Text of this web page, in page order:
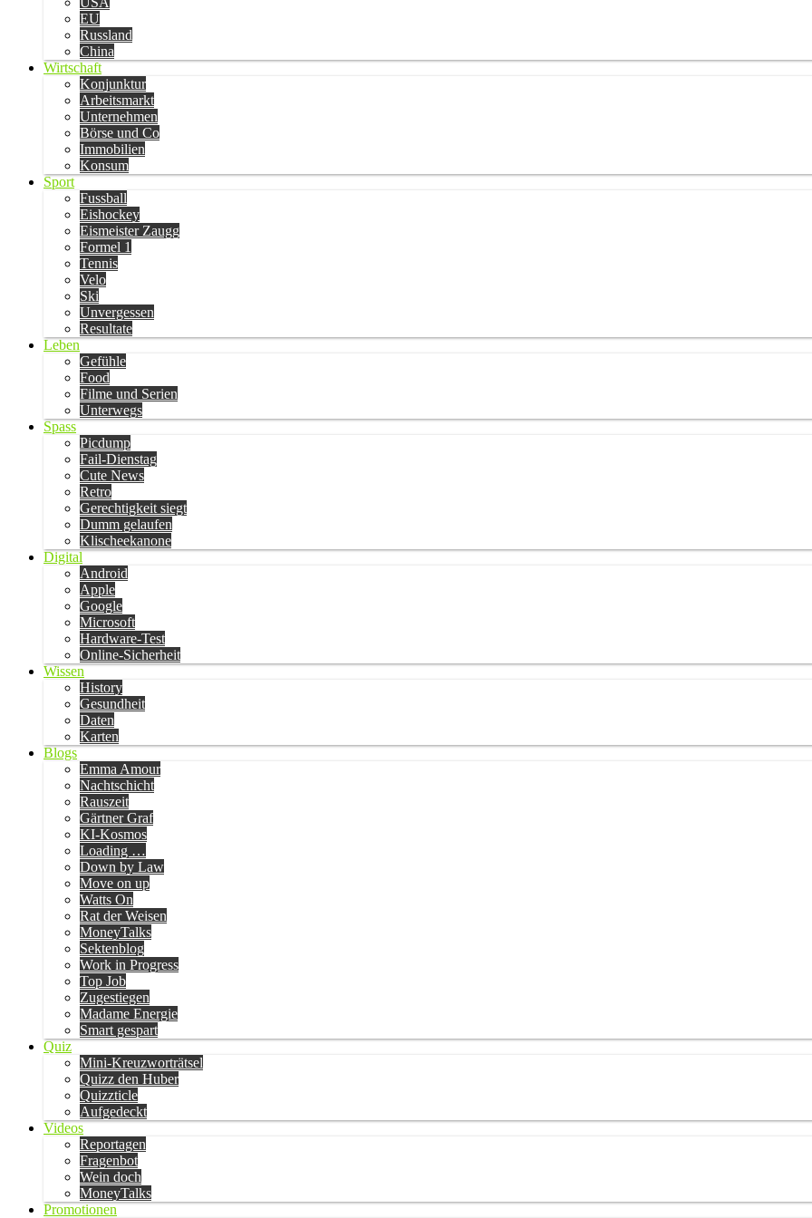
EU
Russland
China
Wirtschaft
Konjunktur
Arbeitsmarkt
Unternehmen
Börse und Co
Immobilien
Konsum
Sport
Fussball
Eishockey
Eismeister Zaugg
Formel 1
Tennis
Velo
Ski
Unvergessen
Resultate
Leben
Gefühle
Food
Filme und Serien
Unterwegs
Spass
Picdump
Fail-Dienstag
Cute News
Retro
Gerechtigkeit siegt
Dumm gelaufen
Klischeekanone
Digital
Android
Apple
Google
Microsoft
Hardware-Test
Online-Sicherheit
Wissen
History
Gesundheit
Daten
Karten
Blogs
Emma Amour
Nachtschicht
Rauszeit
Gärtner Graf
KI-Kosmos
Loading …
Down by Law
Move on up
Watts On
Rat der Weisen
MoneyTalks
Sektenblog
Work in Progress
Top Job
Zugestiegen
Madame Energie
Smart gespart
Quiz
Mini-Kreuzworträtsel
Quizz den Huber
Quizzticle
Aufgedeckt
Videos
Reportagen
Fragenbot
Wein doch
MoneyTalks
Promotionen